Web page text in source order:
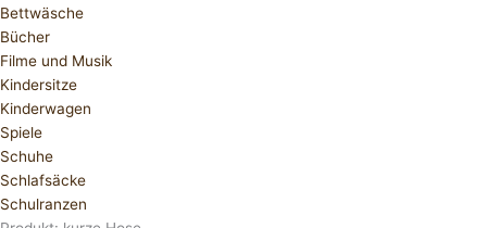
Bettwäsche
Bücher
Filme und Musik
Kindersitze
Kinderwagen
Spiele
Schuhe
Schlafsäcke
Schulranzen